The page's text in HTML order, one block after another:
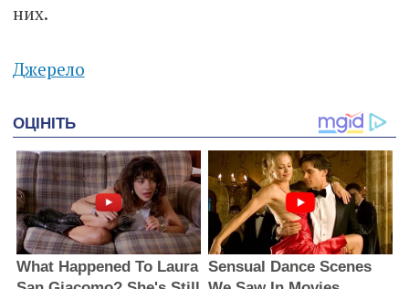
них.
Джерело